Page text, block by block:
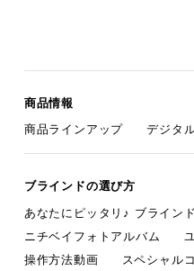
商品情報
商品ラインアップ
デジタ
ブラインドの選び方
あなたにピッタリ♪ ブライン
ニチベイフォトアルバム
操作方法動画
スペシャル